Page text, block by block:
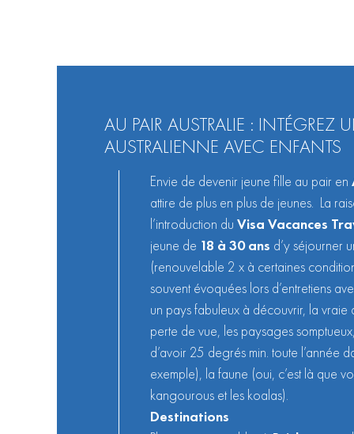
AU PAIR AUSTRALIE : INTÉGREZ
AUSTRALIENNE AVEC ENFANTS
Envie de devenir jeune fille au pair en
attire de plus en plus de jeunes. La
l’introduction du Visa Vacances
jeune de 18 à 30 ans d’y séjourner
(renouvelable 2 x à certaines
souvent évoquées lors d’entretiens
un pays fabuleux à découvrir, la vraie
perte de vue, les paysages
d’avoir 25 degrés min. toute l’année
exemple), la faune (oui, c’est là que
kangourous et les koalas).
Destinations